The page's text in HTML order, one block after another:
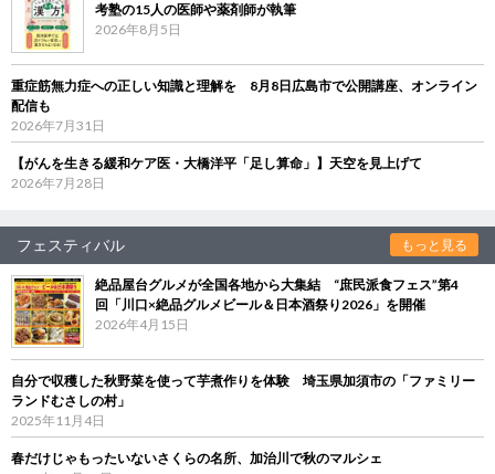
考塾の15人の医師や薬剤師が執筆
2026年8月5日
重症筋無力症への正しい知識と理解を 8月8日広島市で公開講座、オンライン
配信も
2026年7月31日
【がんを生きる緩和ケア医・大橋洋平「足し算命」】天空を見上げて
2026年7月28日
フェスティバル もっと見る
絶品屋台グルメが全国各地から大集結 “庶民派食フェス”第4
回「川口×絶品グルメビール＆日本酒祭り2026」を開催
2026年4月15日
自分で収穫した秋野菜を使って芋煮作りを体験 埼玉県加須市の「ファミリー
ランドむさしの村」
2025年11月4日
春だけじゃもったいないさくらの名所、加治川で秋のマルシェ